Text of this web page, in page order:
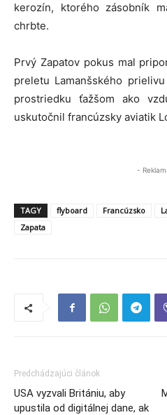
kerozín, ktorého zásobník
chrbte.
Prvý Zapatov pokus mal
preletu Lamanšského
prostriedku ťažšom ako
uskutočnil francúzsky aviatik
-
TAGY flyboard Francúzsko
Zapata
Predchádzajúci článok
USA vyzvali Britániu, aby
upustila od digitálnej dane, ak